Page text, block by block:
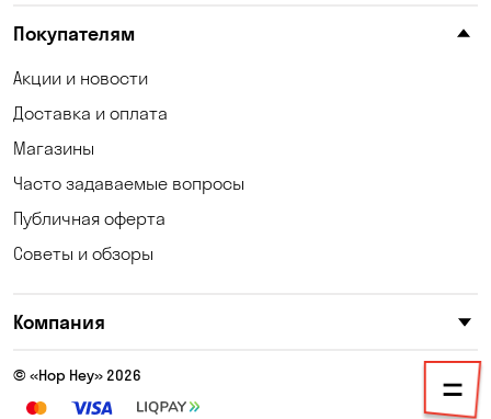
Княжичи
Котовка
Красноселка
Кропивницкий
Кулеши
Покупателям
Акции и новости
Доставка и оплата
Магазины
Часто задаваемые вопросы
Публичная оферта
Советы и обзоры
Компания
© «Hop Hey» 2026